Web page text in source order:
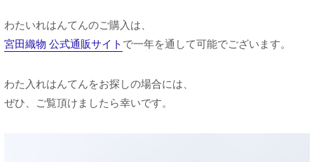
わたいれはんてんのご購入は、
宮田織物 公式通販サイト で一年を通して可能でございます。
わた入れはんてんをお探しの場合には、
ぜひ、ご覧頂けましたら幸いです。